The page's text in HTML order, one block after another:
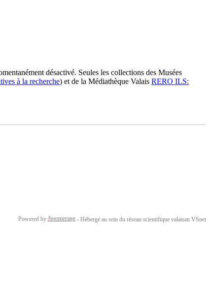
désactivé. Seules les collections des Musées
à la recherche) et de la Médiathèque Valais RERO ILS:
Powered by /boomerang - Hébergé au sein du réseau scientifique valaisan VSnet